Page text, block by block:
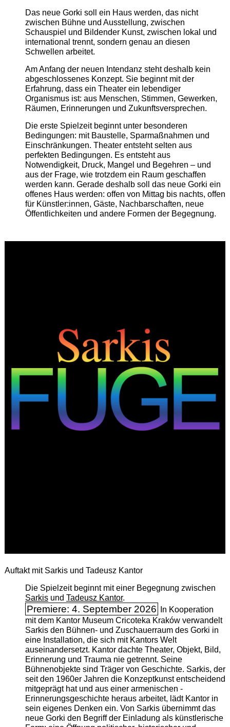
Das neue Gorki soll ein Haus werden, das nicht
zwischen Bühne und Ausstellung, zwischen
Schauspiel und Bildender Kunst, zwischen lokal und
international trennt, sondern genau an diesen
Schwellen arbeitet.
Am Anfang der neuen Intendanz steht deshalb kein
abgeschlossenes Konzept. Sie beginnt mit der
Erfahrung, dass ein Theater ein lebendiger
Organismus ist: aus Menschen, Stimmen, Gewerken,
Räumen, Erinnerungen und Zukunftsversprechen.
Die erste Spielzeit beginnt unter besonderen
Bedingungen: mit Baustelle, Sparmaßnahmen und
Einschränkungen. Theater entsteht selten aus
perfekten Bedingungen. Es entsteht aus
Notwendigkeit, Druck, Mangel und Begehren – und
aus der Frage, wie trotzdem ein Raum geschaffen
werden kann. Gerade deshalb soll das neue Gorki ein
offenes Haus werden: offen von Mittag bis nachts, offen
für Künstler:innen, Gäste, Nachbarschaften, neue
Öffentlichkeiten und andere Formen der Begegnung.
Auftakt mit Sarkis und Tadeusz Kantor
Die Spielzeit beginnt mit einer Begegnung zwischen
Sarkisund Tadeusz Kantor.
Premiere: 4. September 2026
In Kooperation
mit dem Kantor Museum Cricoteka Kraków verwandelt
Sarkis den Bühnen- und Zuschauerraum des Gorki in
eine Installation, die sich mit Kantors Welt
auseinandersetzt. Kantor dachte Theater, Objekt, Bild,
Erinnerung und Trauma nie getrennt. Seine
Bühnenobjekte sind Träger von Geschichte. Sarkis, der
seit den 1960er Jahren die Konzeptkunst entscheidend
mitgeprägt hat und aus einer armenischen ­
Erinnerungsgeschichte heraus arbeitet, lädt Kantor in
sein eigenes Denken ein. Von Sarkis übernimmt das
neue Gorki den Begriff der Einladung als künstlerische